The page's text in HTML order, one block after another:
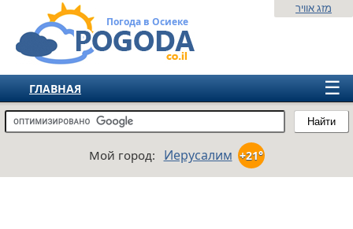
Погода в Осиеке
Найти
מזג אוויר
☰
ГЛАВНАЯ
ИЗРАИЛЬ
ЕВРОПА
Мой город: Иерусалим +21°